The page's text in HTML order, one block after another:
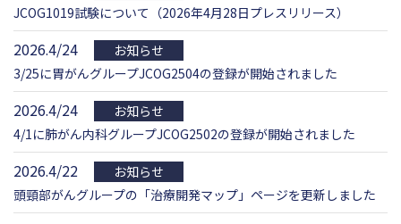
JCOG1019試験について（2026年4月28日プレスリリース）
2026.4/24
お知らせ
3/25に胃がんグループJCOG2504の登録が開始されました
2026.4/24
お知らせ
4/1に肺がん内科グループJCOG2502の登録が開始されました
2026.4/22
お知らせ
頭頸部がんグループの「治療開発マップ」ページを更新しました